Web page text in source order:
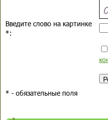
Введите слово на картинке
*:
* - обязательные поля